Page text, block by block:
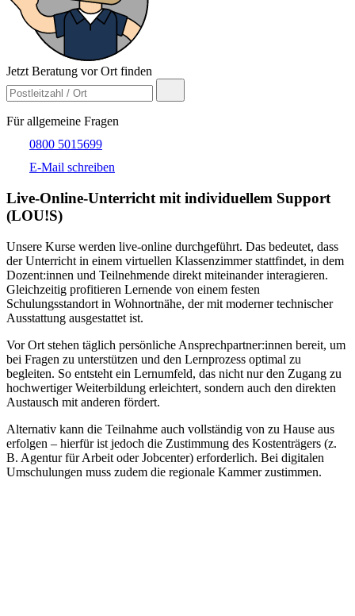
Jetzt Beratung vor Ort finden
Für allgemeine Fragen
0800 5015699
E-Mail schreiben
Live-​Online-Unterricht mit individuellem Support
(LOU!S)
Unsere Kurse werden live-online durchgeführt. Das bedeutet, dass
der Unterricht in einem virtuellen Klassenzimmer stattfindet, in dem
Dozent:innen und Teilnehmende direkt miteinander interagieren.
Gleichzeitig profitieren Lernende von einem festen
Schulungsstandort in Wohnortnähe, der mit moderner technischer
Ausstattung ausgestattet ist.
Vor Ort stehen täglich persönliche Ansprechpartner:innen bereit, um
bei Fragen zu unterstützen und den Lernprozess optimal zu
begleiten. So entsteht ein Lernumfeld, das nicht nur den Zugang zu
hochwertiger Weiterbildung erleichtert, sondern auch den direkten
Austausch mit anderen fördert.
Alternativ kann die Teilnahme auch vollständig von zu Hause aus
erfolgen – hierfür ist jedoch die Zustimmung des Kostenträgers (z.
B. Agentur für Arbeit oder Jobcenter) erforderlich. Bei digitalen
Umschulungen muss zudem die regionale Kammer zustimmen.